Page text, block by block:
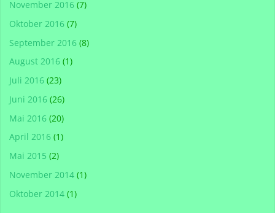
November 2016(7)
Oktober 2016(7)
September 2016(8)
August 2016(1)
Juli 2016(23)
Juni 2016(26)
Mai 2016(20)
April 2016(1)
Mai 2015 (2)
November 2014(1)
Oktober 2014(1)